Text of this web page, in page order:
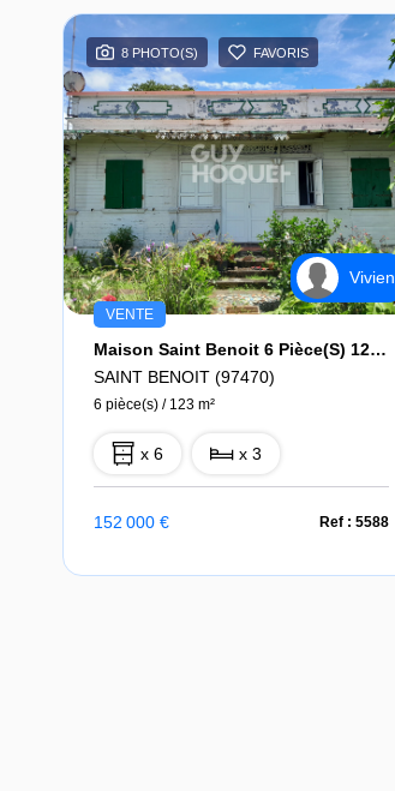
8 PHOTO(S) FAVORIS
Vivien
VENTE
Maison Saint Benoit 6 Pièce(s) 123 M2
SAINT BENOIT (97470)
6 pièce(s) / 123 m²
x 6 x 3
152 000 € Ref : 5588